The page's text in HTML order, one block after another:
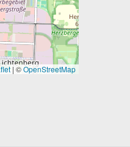
|©OpenStreetMap